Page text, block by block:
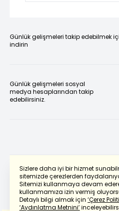
Sizlere daha iyi bir hizmet
sitemizde çerezlerden
Sitemizi kullanmaya devam
kullanmamıza izin vermiş
Detaylı bilgi almak için ‘Çerez
‘Aydınlatma Metnini’
Günlük gelişmeleri takip edebilmek
indirin
Günlük gelişmeleri sosyal
medya hesaplarından takip
edebilirsiniz.
Powered by